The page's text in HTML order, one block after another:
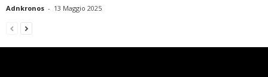
Adnkronos - 13 Maggio 2025